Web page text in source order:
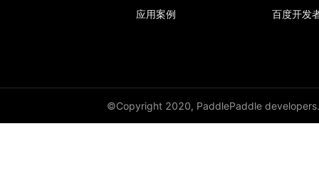
应用案例 百度开发
©Copyright 2020, PaddlePaddle developers.